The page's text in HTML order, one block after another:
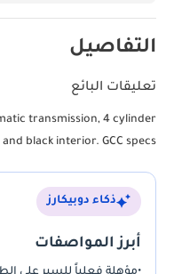
التفاصيل
تعليقات البائع
transmission, 4 cylinder
black interior. GCC specs.
ذكاء دوبيكارز
أبرز المواصفات